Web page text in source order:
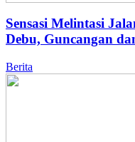
Sensasi Melintasi
Debu, Guncangan
Berita